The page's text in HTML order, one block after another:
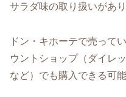
サラダ味の取り扱いがあり
ドン・キホーテで売って
ウントショップ（ダイレ
など）でも購入できる可